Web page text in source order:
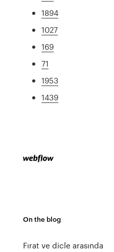
1894
1027
169
71
1953
1439
On the blog
Fırat ve dicle arasında